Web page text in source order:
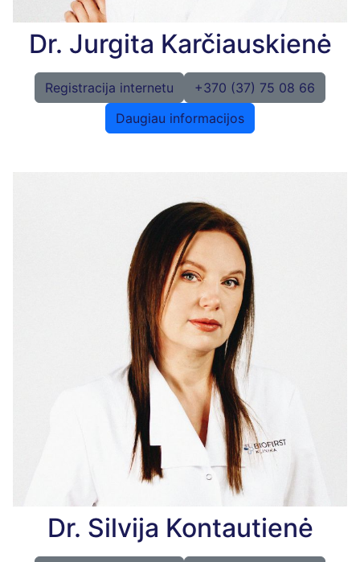
Dr. Jurgita Karčiauskienė
Registracija internetu
+370 (37) 75 08 66
Daugiau informacijos
Dr. Silvija Kontautienė